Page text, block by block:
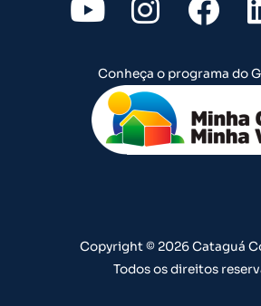
o
u
t
u
b
n
s
t
a
g
m
a
c
e
b
o
Conheça o programa do
Copyright © 2026 Cataguá
Todos os direitos